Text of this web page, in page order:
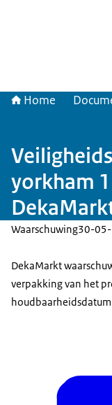
Home
yorkham
Waarschuwing30-
DekaMarkt
verpakking van het